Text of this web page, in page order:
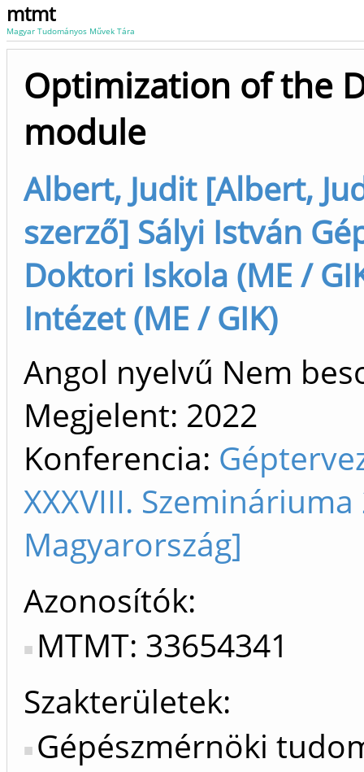
mtmt
Magyar Tudományos Művek Tára
Optimization of the
module
Albert, Judit [Albert,
szerző] Sályi István
Doktori Iskola (ME /
Intézet (ME / GIK)
Angol nyelvű Nem
Megjelent: 2022
Konferencia:
XXXVIII.
Magyarország]
Azonosítók
MTMT: 33654341
Szakterületek:
Gépészmérnöki